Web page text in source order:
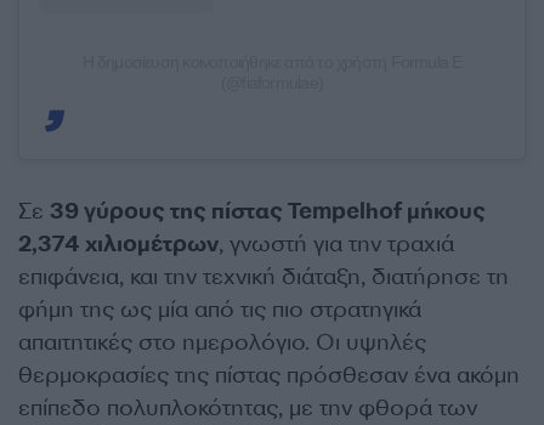
Σε 39 γύρους της πίστας Tempelhof μήκους
2,374 χιλιομέτρων, γνωστή για την τραχιά
επιφάνεια, και την τεχνική διάταξη, διατήρησε τη
φήμη της ως μία από τις πιο στρατηγικά
απαιτητικές στο ημερολόγιο. Οι υψηλές
θερμοκρασίες της πίστας πρόσθεσαν ένα ακόμη
επίπεδο πολυπλοκότητας, με την φθορά των